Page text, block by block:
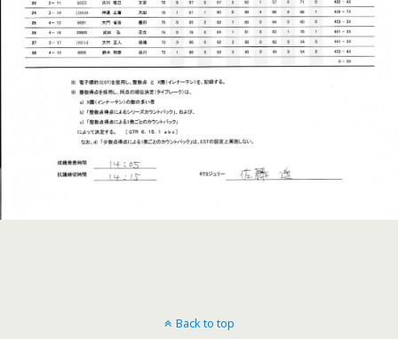
Back to top